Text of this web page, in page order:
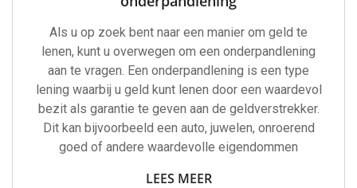
Als u op zoek bent naar een manier om geld te
lenen, kunt u overwegen om een onderpandlening
aan te vragen. Een onderpandlening is een type
lening waarbij u geld kunt lenen door een waardevol
bezit als garantie te geven aan de geldverstrekker.
Dit kan bijvoorbeeld een auto, juwelen, onroerend
goed of andere waardevolle eigendommen
LEES MEER